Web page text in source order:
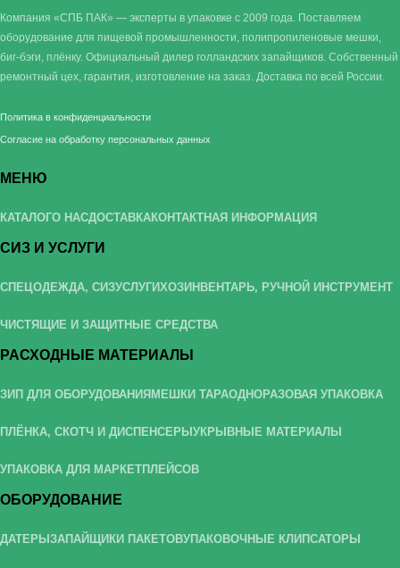
Компания «СПБ ПАК» — эксперты в упаковке с 2009 года. Поставляем
оборудование для пищевой промышленности, полипропиленовые мешки,
биг-бэги, плёнку. Официальный дилер голландских запайщиков. Собственный
ремонтный цех, гарантия, изготовление на заказ. Доставка по всей России.
Политика в конфиденциальности
Согласие на обработку персональных данных
МЕНЮ
КАТАЛОГО НАСДОСТАВКАКОНТАКТНАЯ ИНФОРМАЦИЯ
СИЗ И УСЛУГИ
СПЕЦОДЕЖДА, СИЗУСЛУГИХОЗИНВЕНТАРЬ, РУЧНОЙ ИНСТРУМЕНТ
ЧИСТЯЩИЕ И ЗАЩИТНЫЕ СРЕДСТВА
РАСХОДНЫЕ МАТЕРИАЛЫ
ЗИП ДЛЯ ОБОРУДОВАНИЯМЕШКИ ТАРАОДНОРАЗОВАЯ УПАКОВКА
ПЛЁНКА, СКОТЧ И ДИСПЕНСЕРЫУКРЫВНЫЕ МАТЕРИАЛЫ
УПАКОВКА ДЛЯ МАРКЕТПЛЕЙСОВ
ОБОРУДОВАНИЕ
ДАТЕРЫЗАПАЙЩИКИ ПАКЕТОВУПАКОВОЧНЫЕ КЛИПСАТОРЫ